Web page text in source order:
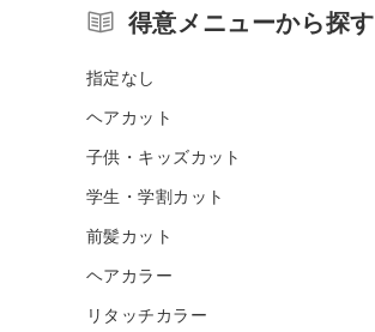
得意メニューから探す
指定なし
ヘアカット
子供・キッズカット
学生・学割カット
前髪カット
ヘアカラー
リタッチカラー